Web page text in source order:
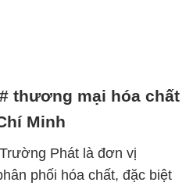
thương mại hóa chất
Minh
Phát là đơn vị
phối hóa chất, đặc biệt